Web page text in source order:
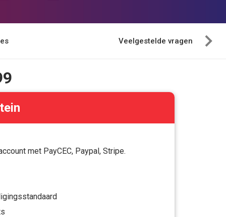
Veelgestelde vragen
met PayCEC, Paypal, Stripe.